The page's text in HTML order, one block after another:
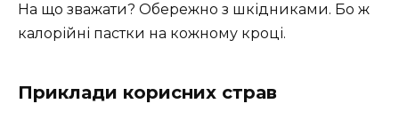
На що зважати? Обережно з шкідниками. Бо ж
калорійні пастки на кожному кроці.
Приклади корисних страв